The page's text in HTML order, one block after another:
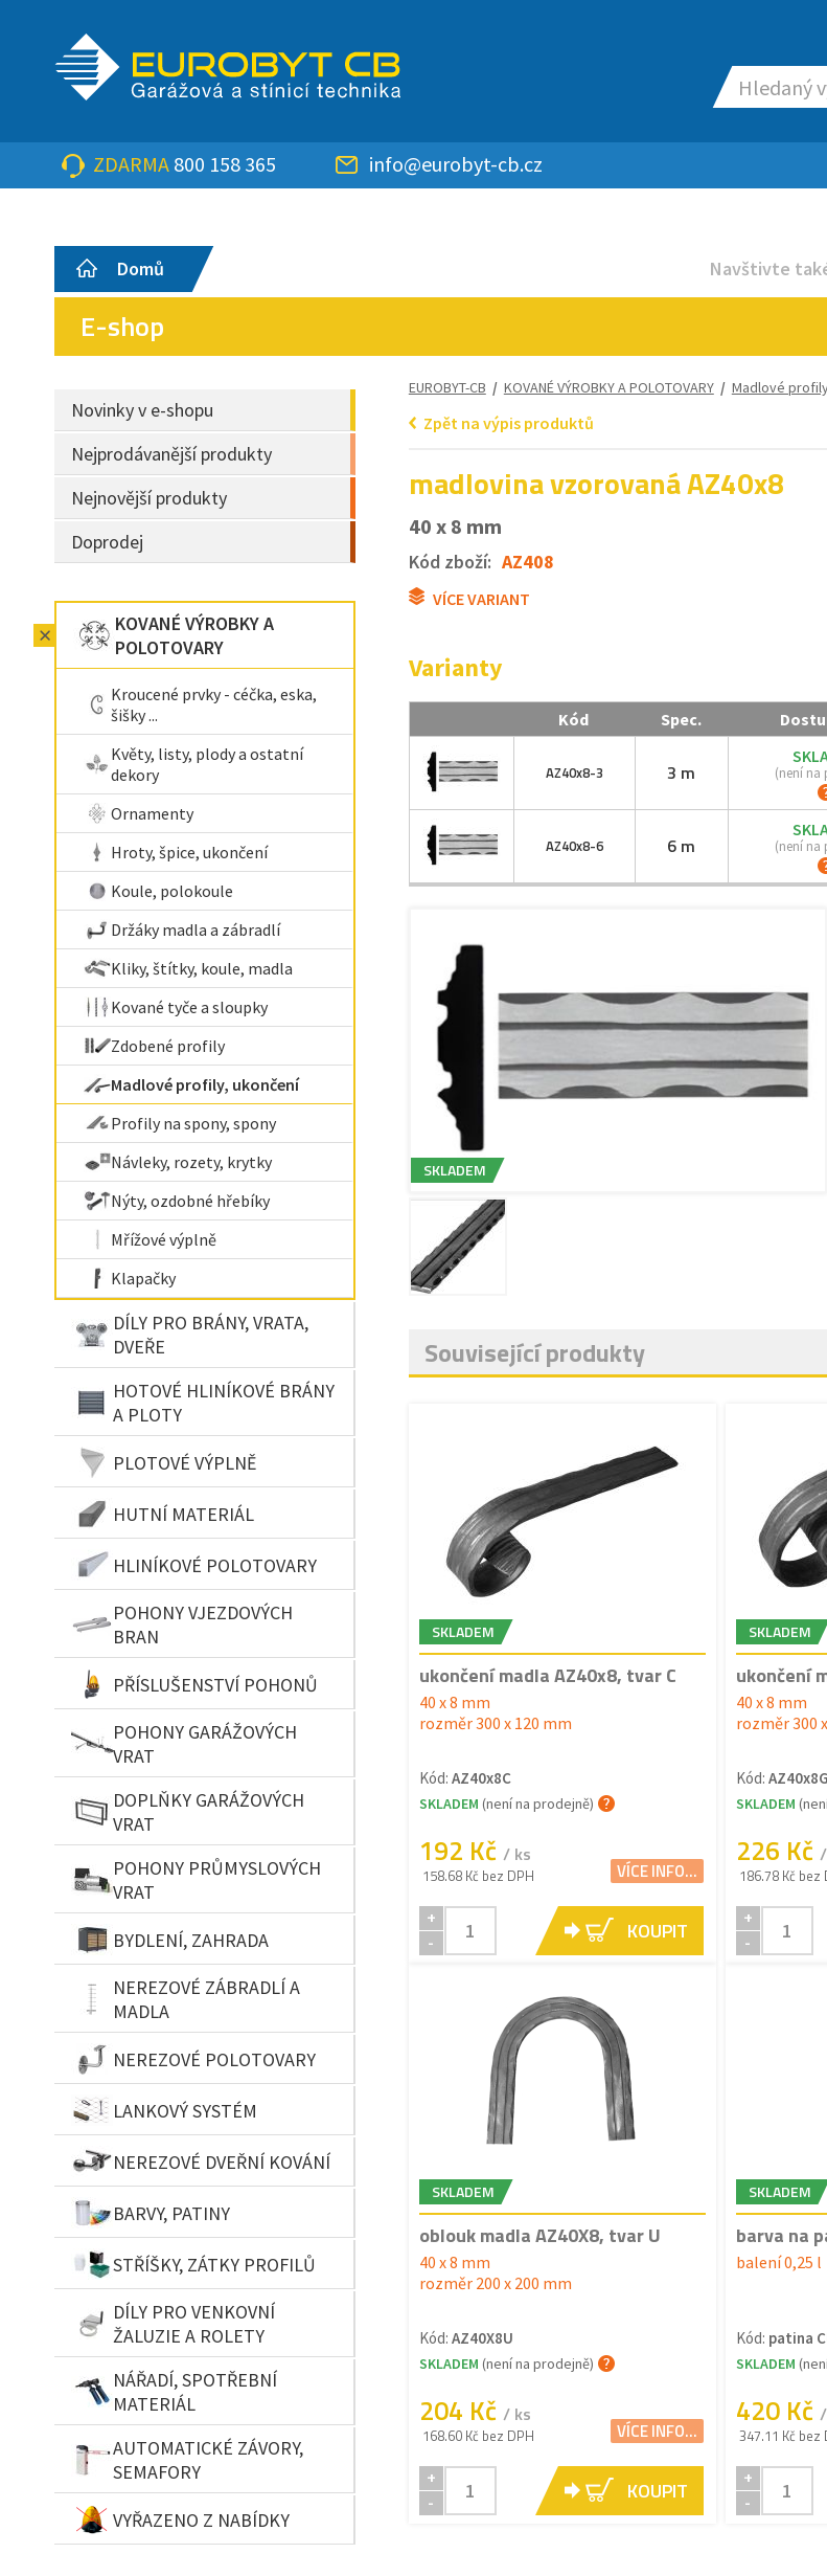
ZDARMA 800 158 365 info@eurobyt-cb.cz
Domů Navštivte
E-shop
Novinky v e-shopu
Nejprodávanější produkty
Nejnovější produkty
Doprodej
KOVANÉ VÝROBKY A
POLOTOVARY
Kroucené prvky - céčka, eska,
šišky ...
Květy, listy, plody a ostatní
dekory
Ornamenty
Hroty, špice, ukončení
Koule, polokoule
Držáky madla a zábradlí
Kliky, štítky, koule, madla
Kované tyče a sloupky
Zdobené profily
Madlové profily, ukončení
Profily na spony, spony
Návleky, rozety, krytky
Nýty, ozdobné hřebíky
Mřížové výplně
Klapačky
DÍLY PRO BRÁNY, VRATA,
DVEŘE
HOTOVÉ HLINÍKOVÉ BRÁNY
A PLOTY
PLOTOVÉ VÝPLNĚ
HUTNÍ MATERIÁL
HLINÍKOVÉ POLOTOVARY
POHONY VJEZDOVÝCH
BRAN
PŘÍSLUŠENSTVÍ POHONŮ
POHONY GARÁŽOVÝCH
VRAT
DOPLŇKY GARÁŽOVÝCH
VRAT
POHONY PRŮMYSLOVÝCH
VRAT
BYDLENÍ, ZAHRADA
NEREZOVÉ ZÁBRADLÍ A
MADLA
NEREZOVÉ POLOTOVARY
LANKOVÝ SYSTÉM
NEREZOVÉ DVEŘNÍ KOVÁNÍ
BARVY, PATINY
STŘÍŠKY, ZÁTKY PROFILŮ
DÍLY PRO VENKOVNÍ
ŽALUZIE A ROLETY
NÁŘADÍ, SPOTŘEBNÍ
MATERIÁL
AUTOMATICKÉ ZÁVORY,
SEMAFORY
VYŘAZENO Z NABÍDKY
EUROBYT-CB / KOVANÉ VÝROBKY A POLOTOVARY/ Madlové
Zpět na výpis produktů
madlovina vzorovaná AZ40x8
40 x 8 mm
Kód zboží: AZ408
VÍCE VARIANT
Varianty
Kód Spec.
AZ40x8-3 3 m (není na
AZ40x8-6 6 m (není na
SKLADEM
Související produkty
SKLADEM
ukončení madla AZ40x8, tvar C
40 x 8 mm
rozměr 300 x 120 mm
Kód: AZ40x8C
SKLADEM (není na prodejně)
192 Kč / ks
158.68 Kč bez DPH VÍCE INFO...
+
-
KOUPIT
SKLADEM
ukončení
40 x 8 mm
rozměr 300
Kód: AZ40x8G
SKLADEM
226 Kč
186.78 Kč bez
+
-
SKLADEM
oblouk madla AZ40X8, tvar U
40 x 8 mm
rozměr 200 x 200 mm
Kód: AZ40X8U
SKLADEM (není na prodejně)
204 Kč / ks
168.60 Kč bez DPH VÍCE INFO...
+
-
KOUPIT
SKLADEM
barva na
balení 0,25 l
Kód: patina
SKLADEM
420 Kč
347.11 Kč bez
+
-